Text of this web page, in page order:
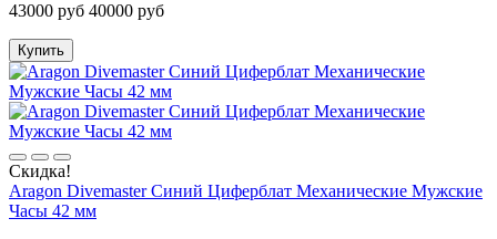
43000 руб 40000 руб
Купить
Скидка!
Aragon Divemaster Синий Циферблат Механические Мужские
Часы 42 мм